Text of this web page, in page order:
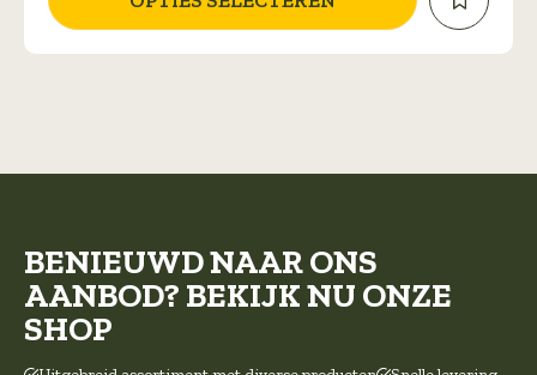
gekozen
worden
op
BENIEUWD NAAR ONS
AANBOD? BEKIJK NU ONZE
SHOP